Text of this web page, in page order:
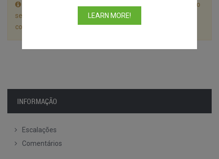
Este jogo é dividido em 2 arquivos. Deixe o primeiro vídeo
ser reproduzido até o fim sem parar e o próximo vídeo
começará automaticamente.
INFORMAÇÃO
Escalações
Comentários
LEARN MORE!